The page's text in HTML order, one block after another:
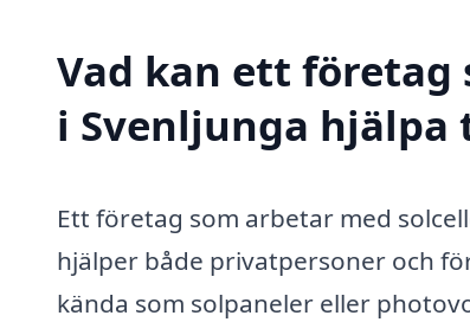
Vad kan ett företag
i Svenljunga hjälpa
Ett företag som arbetar med
hjälper både privatpersoner och
kända som solpaneler eller